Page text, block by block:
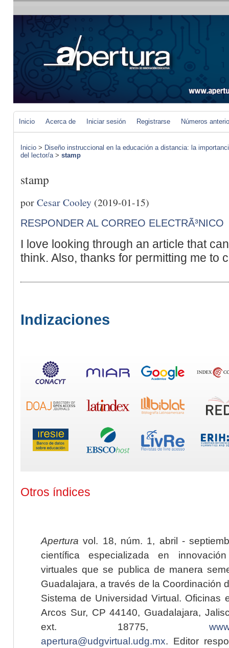
Inicio Acerca de Iniciar sesión Registrarse Números
Inicio > Diseño instruccional en la educación a distancia: la
del lector/a> stamp
stamp
porCesar Cooley (2019-01-15)
RESPONDER AL CORREO ELECTRÃ³NICO
I love looking through an article that
think. Also, thanks for permitting me to
Indizaciones
Otros índices
Apertura vol. 18, núm. 1, abril -
científica especializada en
virtuales que se publica de manera
Guadalajara, a través de la Coordinación
Sistema de Universidad Virtual. Oficinas
Arcos Sur, CP 44140, Guadalajara,
ext. 18775,
apertura@udgvirtual.udg.mx. Editor